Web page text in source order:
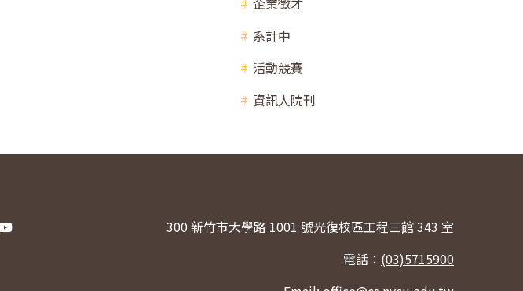
系計中
活動競賽
資訊人院刊
300 新竹市大學路 1001 號光復校區工程三館 343 室
電話： (03)5715900